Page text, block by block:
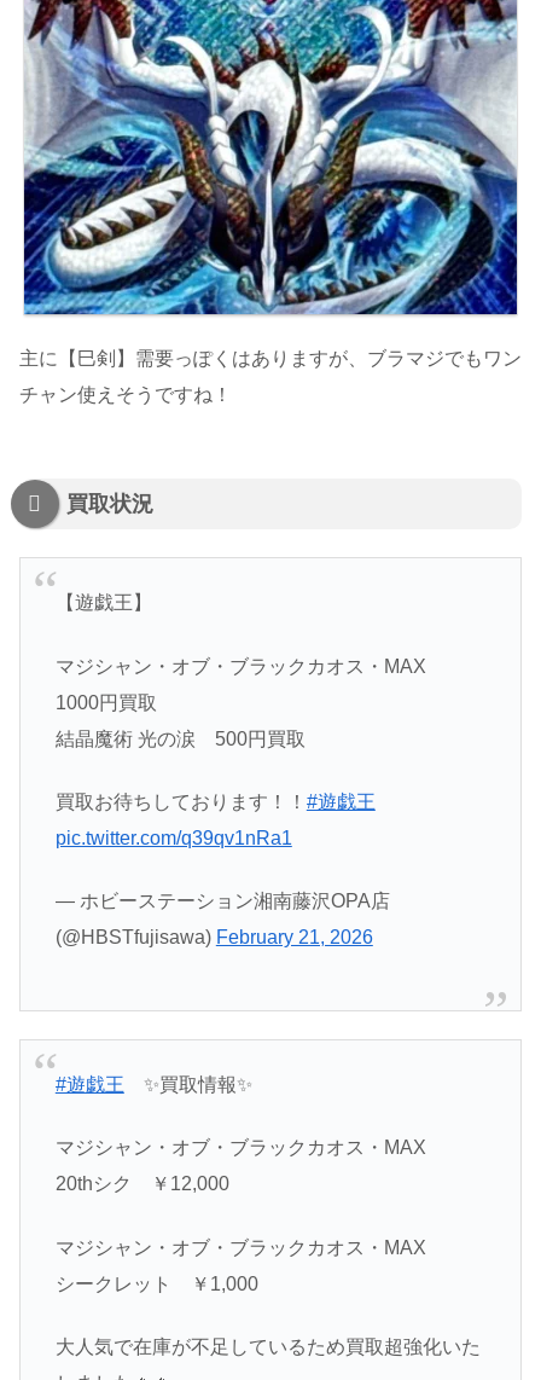
主に【巳剣】需要っぽくはありますが、ブラマジでもワン
チャン使えそうですね！
買取状況
【遊戯王】
マジシャン・オブ・ブラックカオス・MAX
1000円買取
結晶魔術 光の涙 500円買取
買取お待ちしております！！ #遊戯王
pic.twitter.com/q39qv1nRa1
— ホビーステーション湘南藤沢OPA店
(@HBSTfujisawa) February 21, 2026
#遊戯王 ✨買取情報✨
マジシャン・オブ・ブラックカオス・MAX
20thシク ￥12,000
マジシャン・オブ・ブラックカオス・MAX
シークレット ￥1,000
大人気で在庫が不足しているため買取超強化いた